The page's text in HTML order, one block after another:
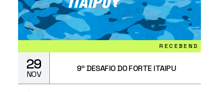
RECEBENDO INSCRIÇÕES
29
NOV
9º DESAFIO DO FORTE ITAIPU